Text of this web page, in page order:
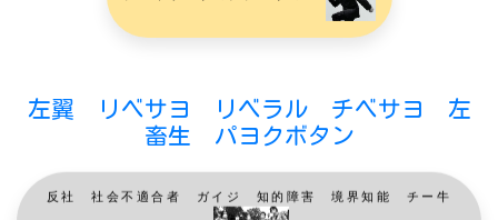
左翼 リベサヨ リベラル チベサヨ 左
畜生 パヨクボタン
反社 社会不適合者 ガイジ 知的障害 境界知能 チー牛